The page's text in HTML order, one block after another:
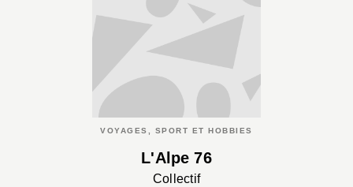
VOYAGES, SPORT ET HOBBIES
L'Alpe 76
Collectif